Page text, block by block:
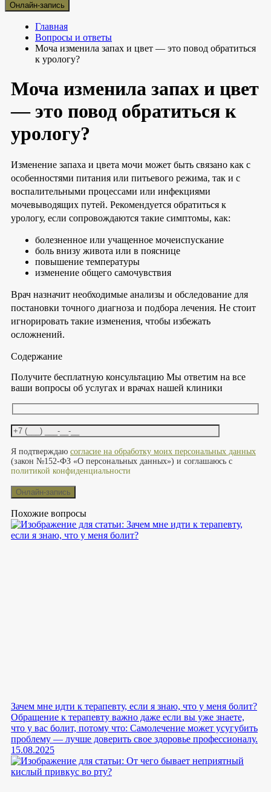
Онлайн-запись
Главная
Вопросы и ответы
Моча изменила запах и цвет — это повод обратиться
к урологу?
Моча изменила запах и цвет
— это повод обратиться к
урологу?
Изменение запаха и цвета мочи может быть связано как с
особенностями питания или питьевого режима, так и с
воспалительными процессами или инфекциями
мочевыводящих путей. Рекомендуется обратиться к
урологу, если сопровождаются такие симптомы, как:
болезненное или учащенное мочеиспускание
боль внизу живота или в пояснице
повышение температуры
изменение общего самочувствия
Врач назначит необходимые анализы и обследование для
постановки точного диагноза и подбора лечения. Не стоит
игнорировать такие изменения, чтобы избежать
осложнений.
Содержание
Получите бесплатную консультацию Мы ответим на все
ваши вопросы об услугах и врачах нашей клиники
Я подтверждаю согласие на обработку моих персональных данных
(закон №152-ФЗ «О персональных данных») и соглашаюсь с
политикой конфиденциальности
Похожие вопросы
Зачем мне идти к терапевту, если я знаю, что у меня болит?
Обращение к терапевту важно даже если вы уже знаете,
что у вас болит, потому что: Самолечение может усугубить
проблему — лучше доверить свое здоровье профессионалу.
15.08.2025